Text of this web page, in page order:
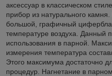
аксессуар в классическом
прибор из натурального
большой, графичный
температуре воздуха. Данный
использования в парной.
измерения температура
Этого максимума достаточно
процедур. Нагнетание в